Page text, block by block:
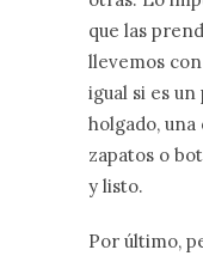
que las
llevemos
igual si es
holgado, una
zapatos o
y listo.
Por último,